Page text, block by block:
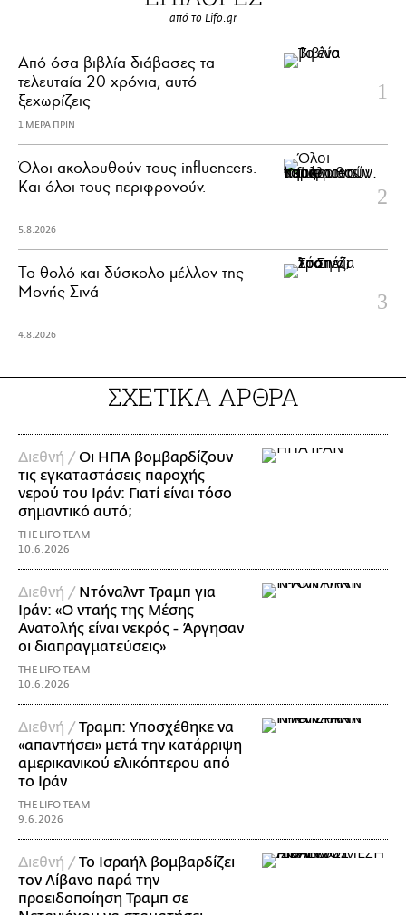
από το Lifo.gr
Από όσα βιβλία διάβασες τα
τελευταία 20 χρόνια, αυτό
ξεχωρίζεις
1 ΜΕΡΑ ΠΡΙΝ
Όλοι ακολουθούν τους influencers.
Και όλοι τους περιφρονούν.
5.8.2026
Το θολό και δύσκολο μέλλον της
Μονής Σινά
4.8.2026
ΣΧΕΤΙΚΑ ΑΡΘΡΑ
Διεθνή /Οι ΗΠΑ βομβαρδίζουν
τις εγκαταστάσεις παροχής
νερού του Ιράν: Γιατί είναι τόσο
σημαντικό αυτό;
THE LIFO TEAM
10.6.2026
Διεθνή / Ντόναλντ Τραμπ για
Ιράν: «Ο νταής της Μέσης
Ανατολής είναι νεκρός - Άργησαν
οι διαπραγματεύσεις»
THE LIFO TEAM
10.6.2026
Διεθνή /Τραμπ: Υποσχέθηκε να
«απαντήσει» μετά την κατάρριψη
αμερικανικού ελικόπτερου από
το Ιράν
THE LIFO TEAM
9.6.2026
Διεθνή /Το Ισραήλ βομβαρδίζει
τον Λίβανο παρά την
προειδοποίηση Τραμπ σε